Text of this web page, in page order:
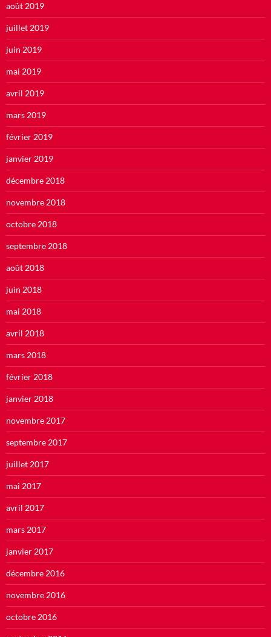
août 2019
juillet 2019
juin 2019
mai 2019
avril 2019
mars 2019
février 2019
janvier 2019
décembre 2018
novembre 2018
octobre 2018
septembre 2018
août 2018
juin 2018
mai 2018
avril 2018
mars 2018
février 2018
janvier 2018
novembre 2017
septembre 2017
juillet 2017
mai 2017
avril 2017
mars 2017
janvier 2017
décembre 2016
novembre 2016
octobre 2016